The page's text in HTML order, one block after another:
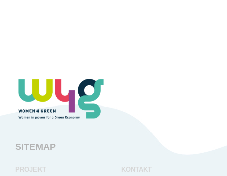
SITEMAP
projekt
kontakt